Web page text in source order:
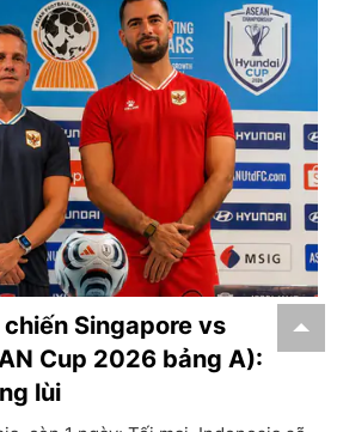
Singapore vs
Cup 2026 bảng A):
lùi